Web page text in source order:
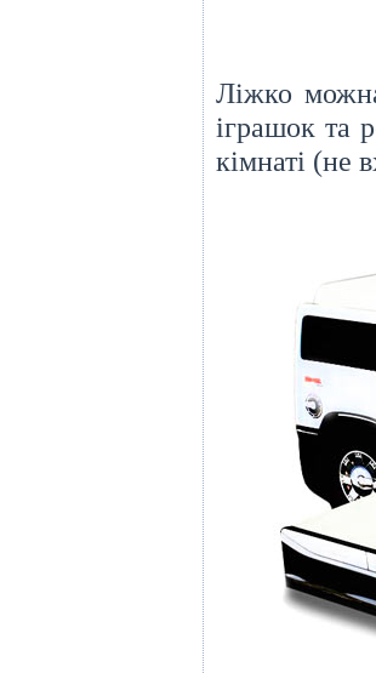
Ліжко
іграшок та
кімнаті (не